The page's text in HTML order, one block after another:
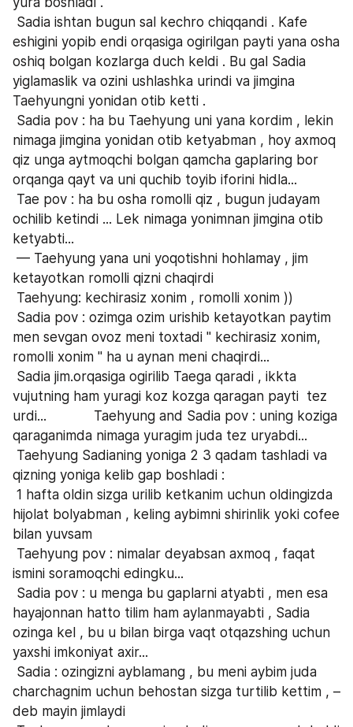
eshigini yopib endi orqasiga ogirilgan payti yana osha
oshiq bolgan kozlarga duch keldi . Bu gal Sadia
yiglamaslik va ozini ushlashka urindi va jimgina
Taehyungni yonidan otib ketti .
nimaga jimgina yonidan otib ketyabman , hoy axmoq
qiz unga aytmoqchi bolgan qamcha gaplaring bor
orqanga qayt va uni quchib toyib iforini hidla...
ochilib ketindi ... Lek nimaga yonimnan jimgina otib
ketyabti...
ketayotkan romolli qizni chaqirdi
Taehyung: kechirasiz xonim , romolli xonim ))
men sevgan ovoz meni toxtadi " kechirasiz xonim,
romolli xonim " ha u aynan meni chaqirdi...
vujutning ham yuragi koz kozga qaragan payti  tez
urdi...            Taehyung and Sadia pov : uning koziga
qaraganimda nimaga yuragim juda tez uryabdi...
qizning yoniga kelib gap boshladi :
hijolat bolyabman , keling aybimni shirinlik yoki cofee
bilan yuvsam
ismini soramoqchi edingku...
hayajonnan hatto tilim ham aylanmayabti , Sadia
ozinga kel , bu u bilan birga vaqt otqazshing uchun
yaxshi imkoniyat axir...
charchagnim uchun behostan sizga turtilib kettim , –
deb mayin jimlaydi